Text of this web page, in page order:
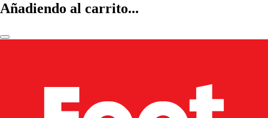
Añadiendo al carrito...